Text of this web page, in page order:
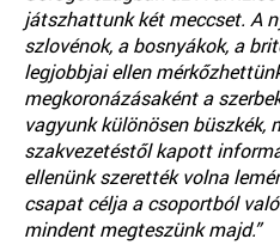
játszhattunk két meccset. A
szlovénok, a bosnyákok, a
legjobbjai ellen
megkoronázásaként a
vagyunk különösen büszkék,
szakvezetéstől kapott
ellenünk szerették volna
csapat célja a csoportból
mindent megteszünk majd.”